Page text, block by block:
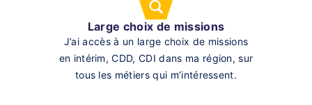
Large choix de missions
J’ai accès à un large choix de missions
en intérim, CDD, CDI dans ma région, sur
tous les métiers qui m’intéressent.